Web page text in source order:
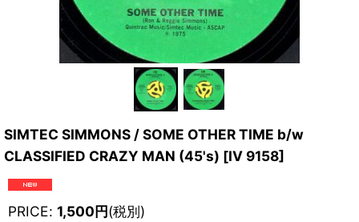
SIMTEC SIMMONS / SOME OTHER TIME b/w
CLASSIFIED CRAZY MAN (45's) [IV 9158]
PRICE: 1,500円(税別)